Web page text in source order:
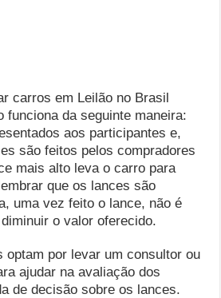
carros em Leilão no Brasil
funciona da seguinte maneira:
aos participantes e,
são feitos pelos compradores
mais alto leva o carro para
que os lances são
uma vez feito o lance, não é
o valor oferecido.
optam por levar um consultor ou
ajudar na avaliação dos
de decisão sobre os lances.